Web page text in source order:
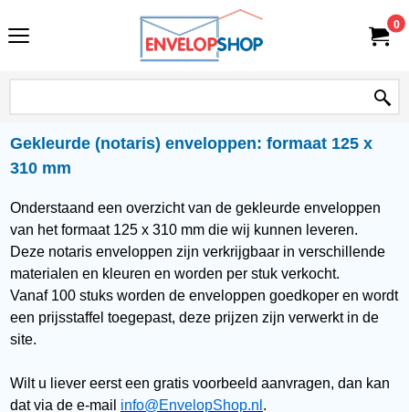
0
Gekleurde (notaris) enveloppen: formaat 125 x
310 mm
Onderstaand een overzicht van de gekleurde enveloppen
van het formaat 125 x 310 mm die wij kunnen leveren.
Deze notaris enveloppen zijn verkrijgbaar in verschillende
materialen en kleuren en worden per stuk verkocht.
Vanaf 100 stuks worden de enveloppen goedkoper en wordt
een prijsstaffel toegepast, deze prijzen zijn verwerkt in de
site.
Wilt u liever eerst een gratis voorbeeld aanvragen, dan kan
dat via de e-mail info@EnvelopShop.nl .